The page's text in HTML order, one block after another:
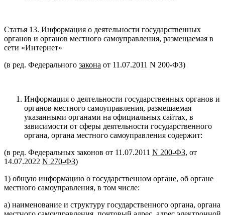
Статья 13. Информация о деятельности государственных
органов и органов местного самоуправления, размещаемая в
сети «Интернет»
(в ред. Федерального закона от 11.07.2011 N 200-ФЗ)
Информация о деятельности государственных органов и
органов местного самоуправления, размещаемая
указанными органами на официальных сайтах, в
зависимости от сферы деятельности государственного
органа, органа местного самоуправления содержит:
(в ред. Федеральных законов от 11.07.2011 N 200-ФЗ, от
14.07.2022 N 270-ФЗ)
1) общую информацию о государственном органе, об органе
местного самоуправления, в том числе:
а) наименование и структуру государственного органа, органа